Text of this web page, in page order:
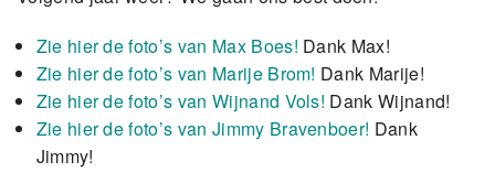
Zie hier de foto’s van Max Boes! Dank Max!
Zie hier de foto’s van Marije Brom! Dank Marije!
Zie hier de foto’s van Wijnand Vols! Dank Wijnand!
Zie hier de foto’s van Jimmy Bravenboer! Dank
Jimmy!